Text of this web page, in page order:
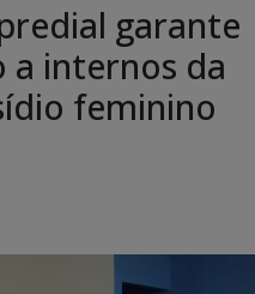
garante
a internos da
feminino